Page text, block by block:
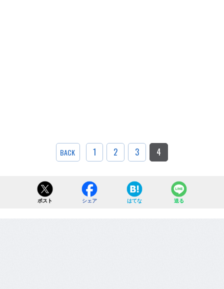
BACK 1 2 3 4
ポスト シェア はてな 送る